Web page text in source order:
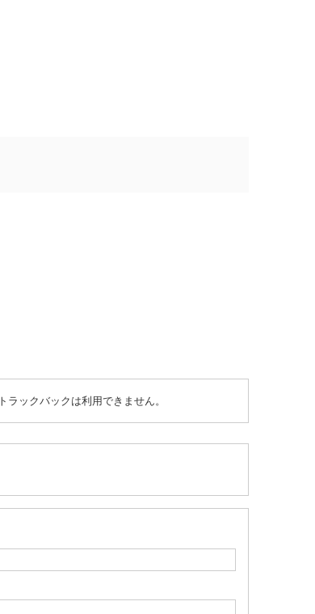
トラックバックは利用できません。